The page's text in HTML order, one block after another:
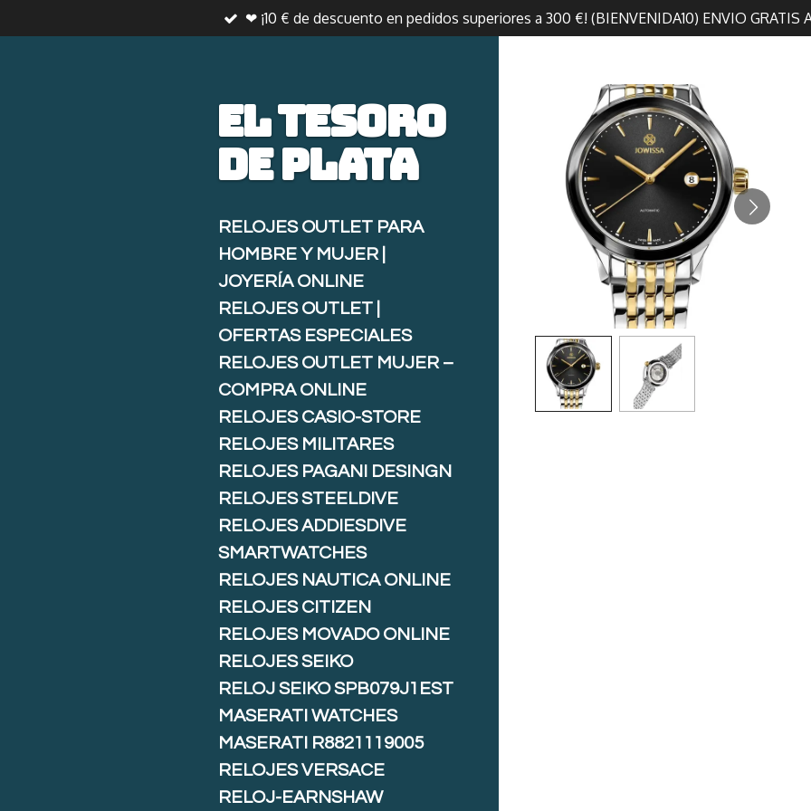
al
❤ ¡10 € de descuento en pedidos superiores a 300 €! (BIENVENIDA10) ENVIO GRATIS
El tesoro
deplata
RELOJES OUTLET PARA
HOMBRE Y MUJER |
JOYERÍA ONLINE
RELOJES OUTLET |
OFERTAS ESPECIALES
RELOJES OUTLET MUJER –
COMPRA ONLINE
RELOJES CASIO-STORE
RELOJES MILITARES
RELOJES PAGANI DESINGN
RELOJES STEELDIVE
RELOJES ADDIESDIVE
SMARTWATCHES
RELOJES NAUTICA ONLINE
RELOJES CITIZEN
RELOJES MOVADO ONLINE
RELOJES SEIKO
RELOJ SEIKO SPB079J1EST
MASERATI WATCHES
MASERATI R8821119005
RELOJES VERSACE
RELOJ-EARNSHAW